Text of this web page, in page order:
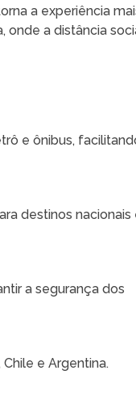
a experiência
onde a distância
e ônibus,
destinos nacionais
a segurança dos
e Argentina.